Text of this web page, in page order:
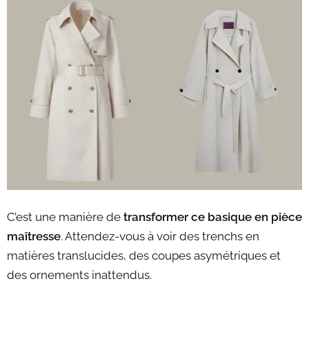
C’est une manière de transformer ce basique en pièce
maîtresse. Attendez-vous à voir des trenchs en
matières translucides, des coupes asymétriques et
des ornements inattendus.